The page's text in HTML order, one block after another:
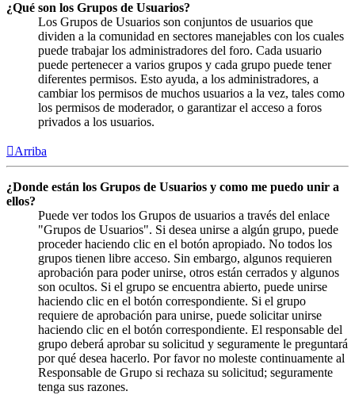
¿Qué son los Grupos de Usuarios?
Los Grupos de Usuarios son conjuntos de usuarios que
dividen a la comunidad en sectores manejables con los cuales
puede trabajar los administradores del foro. Cada usuario
puede pertenecer a varios grupos y cada grupo puede tener
diferentes permisos. Esto ayuda, a los administradores, a
cambiar los permisos de muchos usuarios a la vez, tales como
los permisos de moderador, o garantizar el acceso a foros
privados a los usuarios.
Arriba
¿Donde están los Grupos de Usuarios y como me puedo unir a
ellos?
Puede ver todos los Grupos de usuarios a través del enlace
"Grupos de Usuarios". Si desea unirse a algún grupo, puede
proceder haciendo clic en el botón apropiado. No todos los
grupos tienen libre acceso. Sin embargo, algunos requieren
aprobación para poder unirse, otros están cerrados y algunos
son ocultos. Si el grupo se encuentra abierto, puede unirse
haciendo clic en el botón correspondiente. Si el grupo
requiere de aprobación para unirse, puede solicitar unirse
haciendo clic en el botón correspondiente. El responsable del
grupo deberá aprobar su solicitud y seguramente le preguntará
por qué desea hacerlo. Por favor no moleste continuamente al
Responsable de Grupo si rechaza su solicitud; seguramente
tenga sus razones.